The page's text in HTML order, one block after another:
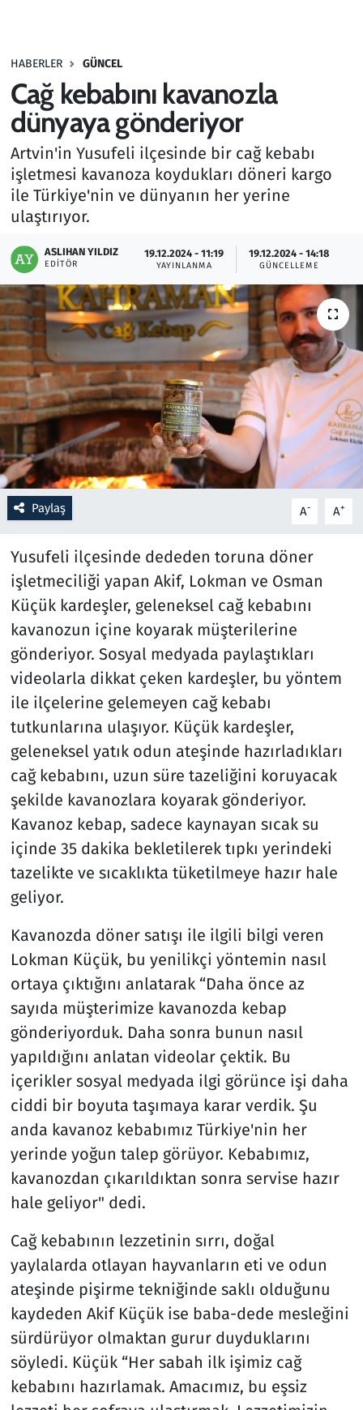
HABERLER GÜNCEL
Cağ kebabını kavanozla
dünyaya gönderiyor
Artvin'in Yusufeli ilçesinde bir cağ kebabı
işletmesi kavanoza koydukları döneri kargo
ile Türkiye'nin ve dünyanın her yerine
ulaştırıyor.
ASLIHAN YILDIZ
EDITÖR
19.12.2024 - 11:19
YAYINLANMA
19.12.2024 - 14:18
GÜNCELLEME
Paylaş A- A+
Yusufeli ilçesinde dededen toruna döner
işletmeciliği yapan Akif, Lokman ve Osman
Küçük kardeşler, geleneksel cağ kebabını
kavanozun içine koyarak müşterilerine
gönderiyor. Sosyal medyada paylaştıkları
videolarla dikkat çeken kardeşler, bu yöntem
ile ilçelerine gelemeyen cağ kebabı
tutkunlarına ulaşıyor. Küçük kardeşler,
geleneksel yatık odun ateşinde hazırladıkları
cağ kebabını, uzun süre tazeliğini koruyacak
şekilde kavanozlara koyarak gönderiyor.
Kavanoz kebap, sadece kaynayan sıcak su
içinde 35 dakika bekletilerek tıpkı yerindeki
tazelikte ve sıcaklıkta tüketilmeye hazır hale
geliyor.
Kavanozda döner satışı ile ilgili bilgi veren
Lokman Küçük, bu yenilikçi yöntemin nasıl
ortaya çıktığını anlatarak “Daha önce az
sayıda müşterimize kavanozda kebap
gönderiyorduk. Daha sonra bunun nasıl
yapıldığını anlatan videolar çektik. Bu
içerikler sosyal medyada ilgi görünce işi daha
ciddi bir boyuta taşımaya karar verdik. Şu
anda kavanoz kebabımız Türkiye'nin her
yerinde yoğun talep görüyor. Kebabımız,
kavanozdan çıkarıldıktan sonra servise hazır
hale geliyor" dedi.
Cağ kebabının lezzetinin sırrı, doğal
yaylalarda otlayan hayvanların eti ve odun
ateşinde pişirme tekniğinde saklı olduğunu
kaydeden Akif Küçük ise baba-dede mesleğini
sürdürüyor olmaktan gurur duyduklarını
söyledi. Küçük “Her sabah ilk işimiz cağ
kebabını hazırlamak. Amacımız, bu eşsiz
Haber
Kültür Sanat
Kurumsal Haberler
Lezzet Durağı
Oyun
Ramazan
Resmi İlanlar
Rüya Tabirleri
Sağlık
Savunma Sanayi
Seçim 2023
Spor
Teknoloji ve Bilim
Televizyon